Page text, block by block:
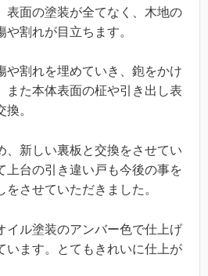
表面の塗装が全てなく、木地の
割れが目立ちます。
や割れを埋めていき、鉋をかけ
また本体表面の柾や引き出し表
。
、新しい裏板と交換をさせてい
上台の引き違い戸も今後の事を
させていただきました。
イル塗装のアンバー色で仕上げ
います。とてもきれいに仕上が